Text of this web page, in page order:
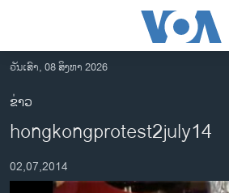
ເຂົ້າ
ຫາ
ຂ້າມ
ຂ້າມ
ໄປ
ອາເມຣິກາ
ການເລືອກຕັ້ງ ປະທານາທີບໍດີ ສະຫະລັດ 2024
ວັນເສົາ, 08 ສິງຫາ 2026
ຂ່າວ
hongkongprotest2july14
02,07,2014